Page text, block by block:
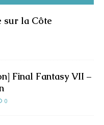
sur la Côte
Final Fantasy VII –
0